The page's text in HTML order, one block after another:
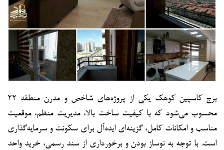
برج کاسپین کوهک یکی از پروژه‌های شاخص و مدرن منطقه ۲۲
محسوب می‌شود که با کیفیت ساخت بالا، مدیریت منظم، موقعیت
مناسب و امکانات کامل، گزینه‌ای ایده‌آل برای سکونت و سرمایه‌گذاری
است. با توجه به نوساز بودن و برخورداری از سند رسمی، خرید واحد